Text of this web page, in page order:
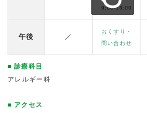
9:00-13:00
午後 ／
おくすり・
問い合わせ
診療科目
アレルギー科
アクセス